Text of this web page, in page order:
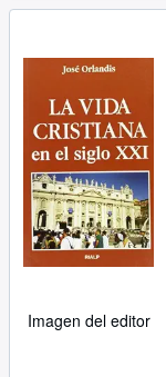
Imagen del editor